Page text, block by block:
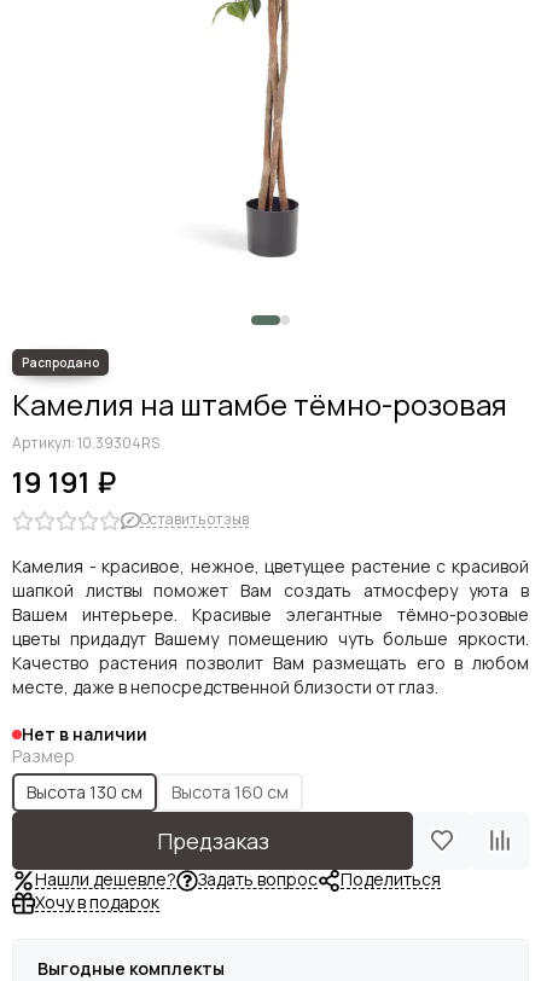
Камелия на штамбе тёмно-розовая
Артикул:10.39304RS
19 191 ₽
Оставить отзыв
Камелия - красивое, нежное, цветущее растение с красивой
шапкой листвы поможет Вам создать атмосферу уюта в
Вашем интерьере. Красивые элегантные тёмно-розовые
цветы придадут Вашему помещению чуть больше яркости.
Качество растения позволит Вам размещать его в любом
месте, даже в непосредственной близости от глаз.
Нет в наличии
Размер
Высота 130 см
Высота 160 см
Предзаказ
Нашли дешевле? Задать вопрос
Поделиться
Хочу в подарок
Выгодные комплекты